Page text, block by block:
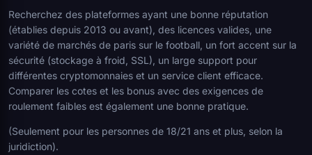
Recherchez des plateformes ayant une bonne réputation
(établies depuis 2013 ou avant), des licences valides, une
variété de marchés de paris sur le football, un fort accent sur la
sécurité (stockage à froid, SSL), un large support pour
différentes cryptomonnaies et un service client efficace.
Comparer les cotes et les bonus avec des exigences de
roulement faibles est également une bonne pratique.
(Seulement pour les personnes de 18/21 ans et plus, selon la
juridiction).